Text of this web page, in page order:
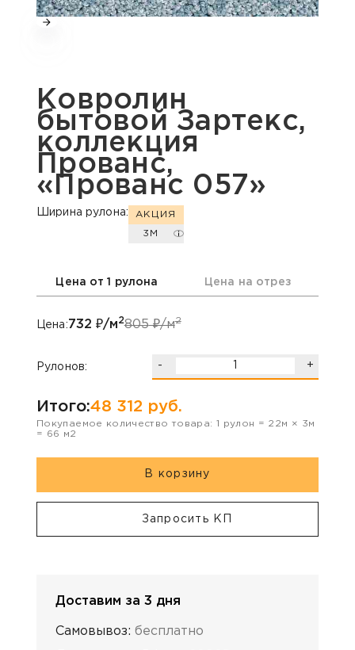
Ковролин
бытовой Зартекс,
коллекция
Прованс,
«Прованс 057»
Ширина рулона: АКЦИЯ
3М
Цена от 1 рулона Цена на отрез
Цена: 732 ₽/м2805₽/м2
Рулонов: - +
Итого:48 312 руб.
Покупаемое количество товара: 1 рулон = 22м × 3м
=
66 м2
В корзину
Запросить КП
Доставим за 3 дня
Самовывоз: бесплатно